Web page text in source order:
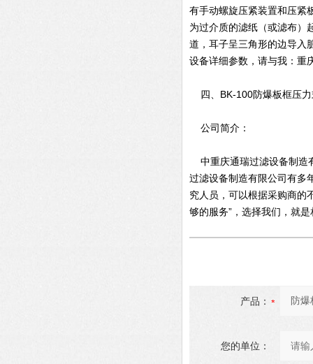
有手动螺旋压紧装置和压紧
为过介质的滤纸（或滤布）
道，耳子呈三角形的边导入
设备详细参数，请与我：重
四、BK-100防爆板框压力
公司简介：
中重庆通瑞过滤设备制造
过滤设备制造有限公司有多
究人员，可以根据采购商的
够的服务”，选择我们，就
产品：
您的单位：